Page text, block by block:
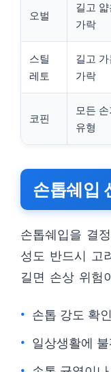
오벌
길고
가락
스틸
레토
길고
가락
코핀
모든
유형
손톱쉐입
손톱쉐입을 결
성도 반드시 고
길면 손상 위험
손톱 강도 확
일상생활에